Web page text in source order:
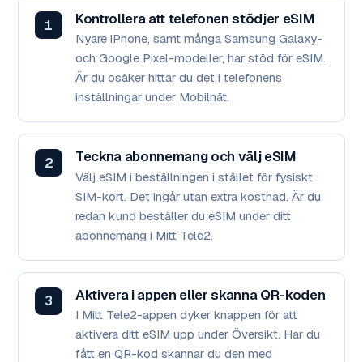
Kontrollera att telefonen stödjer eSIM
Nyare iPhone, samt många Samsung Galaxy-
och Google Pixel-modeller, har stöd för eSIM.
Är du osäker hittar du det i telefonens
inställningar under Mobilnät.
Teckna abonnemang och välj eSIM
Välj eSIM i beställningen i stället för fysiskt
SIM-kort. Det ingår utan extra kostnad. Är du
redan kund beställer du eSIM under ditt
abonnemang i Mitt Tele2.
Aktivera i appen eller skanna QR-koden
I Mitt Tele2-appen dyker knappen för att
aktivera ditt eSIM upp under Översikt. Har du
fått en QR-kod skannar du den med